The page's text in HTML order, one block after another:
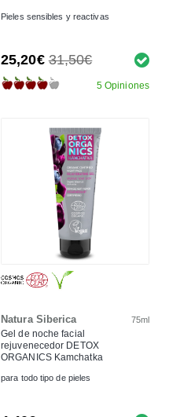
Pieles sensibles y reactivas
25,20€ 31,50€
5 Opiniones
Natura Siberica 75ml
Gel de noche facial
rejuvenecedor DETOX
ORGANICS Kamchatka
para todo tipo de pieles